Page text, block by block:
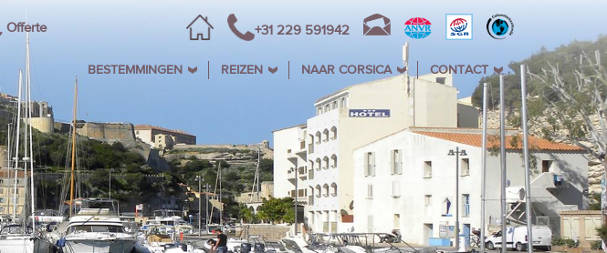
Offerte +31 229 591942
BESTEMMINGEN REIZEN NAAR CORSICA CONTACT